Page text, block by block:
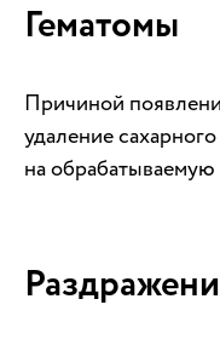
Гематомы
Причиной
удаление
на обрабатываемую